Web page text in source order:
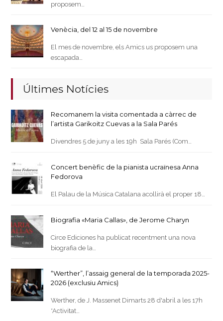
proposem…
Venècia, del 12 al 15 de novembre
El mes de novembre, els Amics us proposem una
escapada…
Últimes Notícies
Recomanem la visita comentada a càrrec de
l’artista Garikoitz Cuevas a la Sala Parés
Divendres 5 de juny a les 19h Sala Parés (Com…
Concert benèfic de la pianista ucraïnesa Anna
Fedorova
El Palau de la Música Catalana acollirà el proper 18…
Biografia «Maria Callas», de Jerome Charyn
Circe Ediciones ha publicat recentment una nova
biografia de la…
“Werther”, l’assaig general de la temporada 2025-
2026 (exclusiu Amics)
Werther, de J. Massenet Dimarts 28 d'abril a les 17h
*Activitat…